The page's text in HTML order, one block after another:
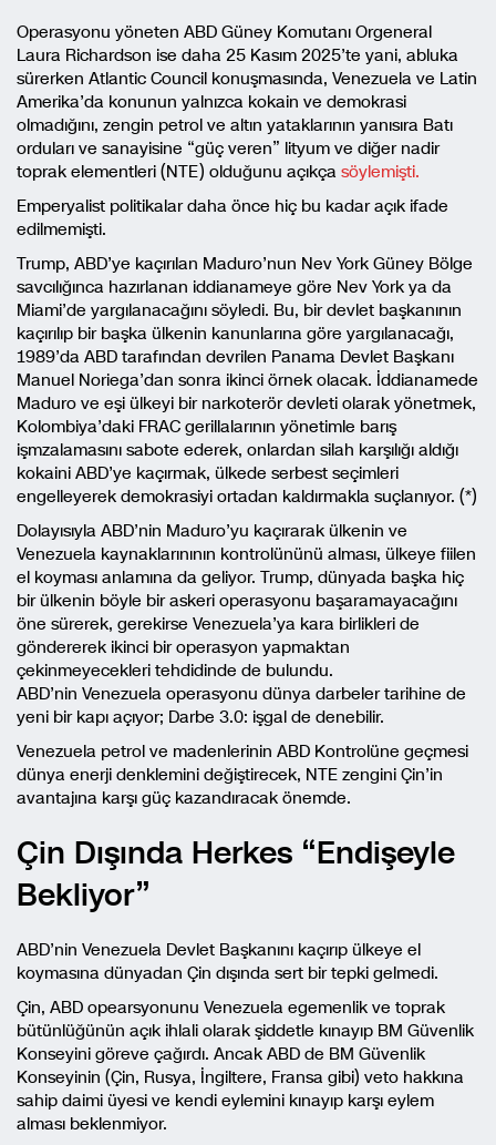
Operasyonu yöneten ABD Güney Komutanı Orgeneral
Laura Richardson ise daha 25 Kasım 2025’te yani, abluka
sürerken Atlantic Council konuşmasında, Venezuela ve Latin
Amerika’da konunun yalnızca kokain ve demokrasi
olmadığını, zengin petrol ve altın yataklarının yanısıra Batı
orduları ve sanayisine “güç veren” lityum ve diğer nadir
toprak elementleri (NTE) olduğunu açıkça söylemişti.
Emperyalist politikalar daha önce hiç bu kadar açık ifade
edilmemişti.
Trump, ABD’ye kaçırılan Maduro’nun Nev York Güney Bölge
savcılığınca hazırlanan iddianameye göre Nev York ya da
Miami’de yargılanacağını söyledi. Bu, bir devlet başkanının
kaçırılıp bir başka ülkenin kanunlarına göre yargılanacağı,
1989’da ABD tarafından devrilen Panama Devlet Başkanı
Manuel Noriega’dan sonra ikinci örnek olacak. İddianamede
Maduro ve eşi ülkeyi bir narkoterör devleti olarak yönetmek,
Kolombiya’daki FRAC gerillalarının yönetimle barış
işmzalamasını sabote ederek, onlardan silah karşılığı aldığı
kokaini ABD’ye kaçırmak, ülkede serbest seçimleri
engelleyerek demokrasiyi ortadan kaldırmakla suçlanıyor. (*)
Dolayısıyla ABD’nin Maduro’yu kaçırarak ülkenin ve
Venezuela kaynaklarınının kontrolününü alması, ülkeye fiilen
el koyması anlamına da geliyor. Trump, dünyada başka hiç
bir ülkenin böyle bir askeri operasyonu başaramayacağını
öne sürerek, gerekirse Venezuela’ya kara birlikleri de
göndererek ikinci bir operasyon yapmaktan
çekinmeyecekleri tehdidinde de bulundu.
ABD’nin Venezuela operasyonu dünya darbeler tarihine de
yeni bir kapı açıyor; Darbe 3.0: işgal de denebilir.
Venezuela petrol ve madenlerinin ABD Kontrolüne geçmesi
dünya enerji denklemini değiştirecek, NTE zengini Çin’in
avantajına karşı güç kazandıracak önemde.
Çin Dışında Herkes “Endişeyle
Bekliyor”
ABD’nin Venezuela Devlet Başkanını kaçırıp ülkeye el
koymasına dünyadan Çin dışında sert bir tepki gelmedi.
Çin, ABD opearsyonunu Venezuela egemenlik ve toprak
bütünlüğünün açık ihlali olarak şiddetle kınayıp BM Güvenlik
Konseyini göreve çağırdı. Ancak ABD de BM Güvenlik
Konseyinin (Çin, Rusya, İngiltere, Fransa gibi) veto hakkına
sahip daimi üyesi ve kendi eylemini kınayıp karşı eylem
alması beklenmiyor.